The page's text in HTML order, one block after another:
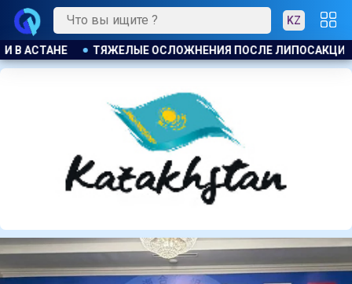
KZ
ПРИВЕЛИ К ГРОМКОМУ РАЗБИРАТЕЛЬСТВУ В АКТАУ